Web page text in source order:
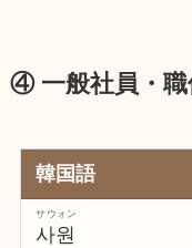
④ 一般社員・職
韓国語
사원
サウォン